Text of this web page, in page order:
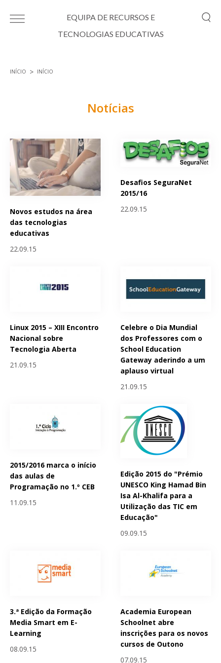
EQUIPA DE RECURSOS E
TECNOLOGIAS EDUCATIVAS
INÍCIO INÍCIO
Notícias
Novos estudos na área
das tecnologias
educativas
22.09.15
Desafios SeguraNet
2015/16
22.09.15
Linux 2015 – XIII Encontro
Nacional sobre
Tecnologia Aberta
21.09.15
Celebre o Dia Mundial
dos Professores com o
School Education
Gateway aderindo a um
aplauso virtual
21.09.15
2015/2016 marca o início
das aulas de
Programação no 1.º CEB
11.09.15
Edição 2015 do "Prémio
UNESCO King Hamad Bin
Isa Al-Khalifa para a
Utilização das TIC em
Educação"
09.09.15
3.ª Edição da Formação
Media Smart em E-
Learning
08.09.15
Academia European
Schoolnet abre
inscrições para os novos
cursos de Outono
07.09.15
Páginas